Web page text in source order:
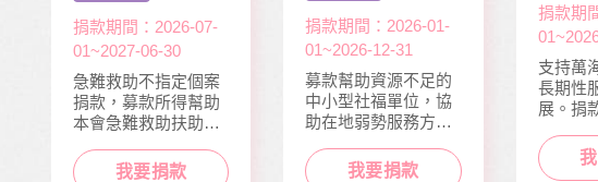
捐款期間：2026-07-
01~2027-06-30
急難救助不指定個案
捐款，募款所得幫助
本會急難救助扶助之
度過經濟困境。
我要捐款
捐款期間：2026-01-
01~2026-12-31
募款幫助資源不足的
中小型社福單位，協
助在地弱勢服務方案
勢族群。我要捐款
捐款期
支持萬
長期性
展。捐
作，如
當我們